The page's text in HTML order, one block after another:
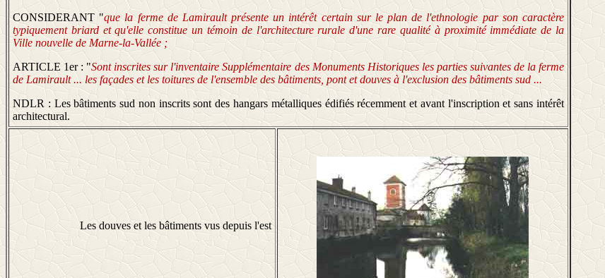
CONSIDERANT "que la ferme de Lamirault présente un intérêt certain sur le plan de l'ethnologie par son caractère
typiquement briard et qu'elle constitue un témoin de l'architecture rurale d'une rare qualité à proximité immédiate de la
Ville nouvelle de Marne-la-Vallée ;
ARTICLE 1er : "Sont inscrites sur l'inventaire Supplémentaire des Monuments Historiques les parties suivantes de la ferme
de Lamirault ... les façades et les toitures de l'ensemble des bâtiments, pont et douves à l'exclusion des bâtiments sud ...
NDLR : Les bâtiments sud non inscrits sont des hangars métalliques édifiés récemment et avant l'inscription et sans intérêt
architectural.
Les douves et les bâtiments vus depuis l'est